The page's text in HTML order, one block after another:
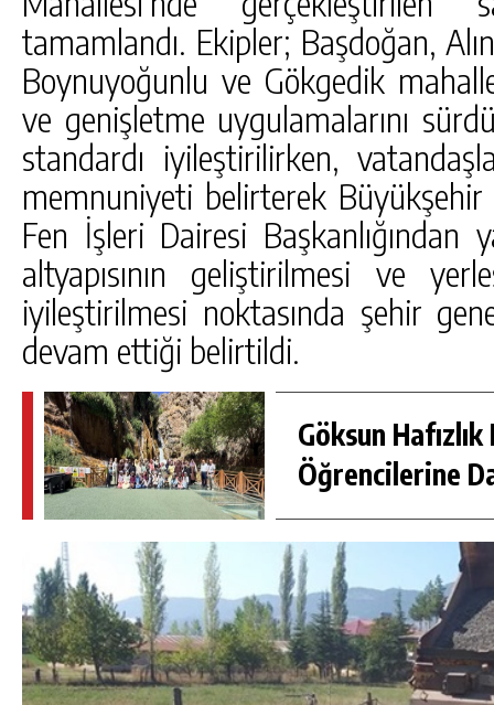
tamamlandı. Ekipler; Başdoğan,
Boynuyoğunlu ve Gökgedik
ve genişletme uygulamalarını
standardı iyileştirilirken,
memnuniyeti belirterek
Fen İşleri Dairesi Başkanlığından
altyapısının geliştirilmesi ve
iyileştirilmesi noktasında şehir
devam ettiği belirtildi.
Göksun Hafızlık
Öğrencilerine
GÜNLÜK HABER AKIŞI